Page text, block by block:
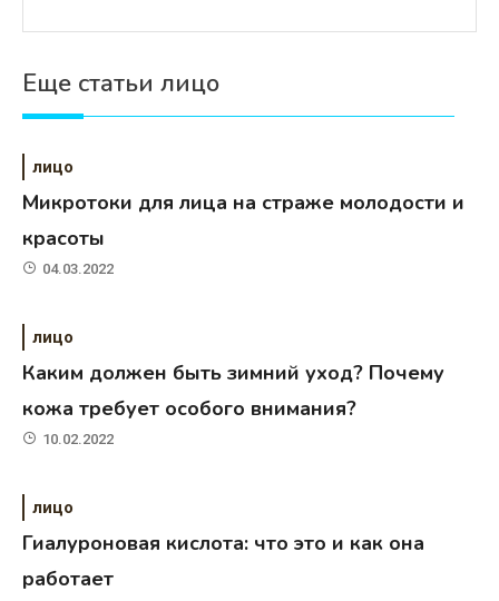
Еще статьи лицо
лицо
Микротоки для лица на страже молодости и
красоты
04.03.2022
лицо
Каким должен быть зимний уход? Почему
кожа требует особого внимания?
10.02.2022
лицо
Гиалуроновая кислота: что это и как она
работает